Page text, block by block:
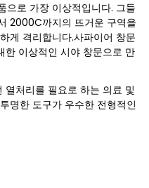
으로 가장 이상적입니다. 그들
2000C까지의 뜨거운 구역을
게 격리합니다.사파이어 창문
한 이상적인 시야 창문으로 만
처리를 필요로 하는 의료 및
명한 도구가 우수한 전형적인